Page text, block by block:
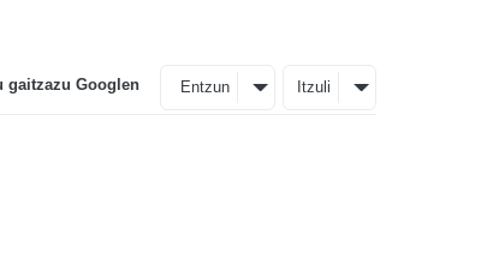
gaitzazu Googlen Entzun Itzuli